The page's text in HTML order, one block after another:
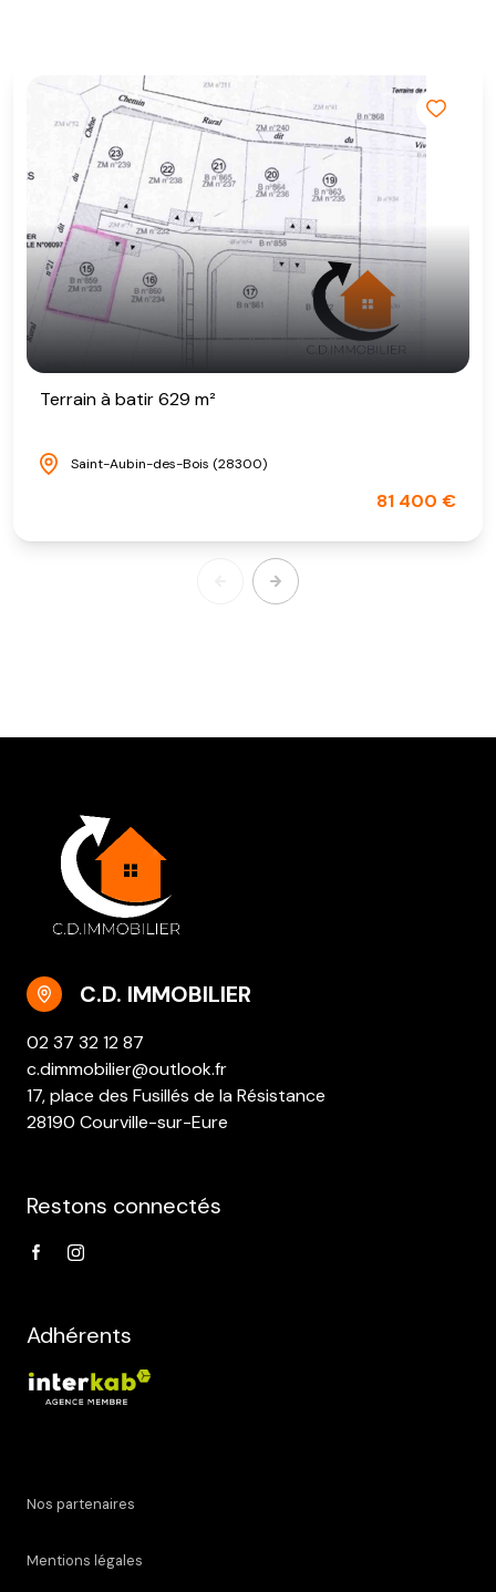
Terrain à batir 629 m²
Saint-Aubin-des-Bois (28300)
81 400 €
C.D. IMMOBILIER
02 37 32 12 87
c.dimmobilier@outlook.fr
17, place des Fusillés de la Résistance
28190 Courville-sur-Eure
Restons connectés
Adhérents
Nos partenaires
Mentions légales